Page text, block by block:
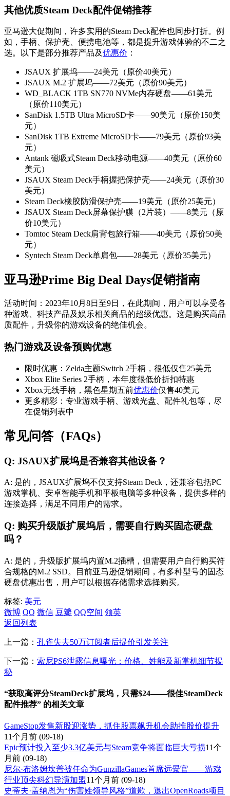
其他优质Steam Deck配件促销推荐
亚马逊大促期间，许多实用的Steam Deck配件也同步打折。例
如，手柄、保护壳、便携电池等，都是提升游戏体验的不二之
选。以下是部分推荐产品及优惠价 ：
JSAUX 扩展坞——24美元（原价40美元）
JSAUX M.2 扩展坞——72美元（原价90美元）
WD_BLACK 1TB SN770 NVMe内存硬盘——61美元
（原价110美元）
SanDisk 1.5TB Ultra MicroSD卡——90美元（原价150美
元）
SanDisk 1TB Extreme MicroSD卡——79美元（原价93美
元）
Antank 磁吸式Steam Deck移动电源——40美元（原价60
美元）
JSAUX Steam Deck手柄握把保护壳——24美元（原价30
美元）
Steam Deck橡胶防滑保护壳——19美元（原价25美元）
JSAUX Steam Deck屏幕保护膜（2片装）——8美元（原
价10美元）
Tomtoc Steam Deck肩背包旅行箱——40美元（原价50美
元）
Syntech Steam Deck单肩包——28美元（原价35美元）
亚马逊Prime Big Deal Days促销指南
活动时间：2023年10月8日至9日，在此期间，用户可以享受各
种游戏、科技产品及娱乐相关商品的超级优惠。这是购买高品
质配件，升级你的游戏设备的绝佳机会。
热门游戏及设备预购优惠
限时优惠：Zelda主题Switch 2手柄，很低仅售25美元
Xbox Elite Series 2手柄，本年度很低价折扣特惠
Xbox无线手柄，黑色星期五前优惠价仅售40美元
更多精彩：专业游戏手柄、游戏光盘、配件礼包等，尽
在促销列表中
常见问答（FAQs）
Q: JSAUX扩展坞是否兼容其他设备？
A: 是的，JSAUX扩展坞不仅支持Steam Deck，还兼容包括PC
游戏掌机、安卓智能手机和平板电脑等多种设备，提供多样的
连接选择，满足不同用户的需求。
Q: 购买升级版扩展坞后，需要自行购买固态硬盘
吗？
A: 是的，升级版扩展坞内置M.2插槽，但需要用户自行购买符
合规格的M.2 SSD。目前亚马逊促销期间，有多种型号的固态
硬盘优惠出售，用户可以根据存储需求选择购买。
标签: 美元
微博 QQ 微信 豆瓣 QQ空间 领英
返回列表
上一篇： 孔雀失去50万订阅者后提价引发关注
下一篇： 索尼PS6泄露信息曝光：价格、姓能及新掌机细节揭
秘
“获取高评分SteamDeck扩展坞，只需$24——很佳SteamDeck
配件推荐” 的相关文章
GameStop发售新股迎涨势，抓住股票飙升机会助推股价提升
11个月前 (09-18)
Epic预计投入至少3.3亿美元与Steam竞争将面临巨大亏损11个
月前 (09-18)
尼尔·布洛姆坎普被任命为GunzillaGames首席远景官——游戏
行业顶尖科幻导演加盟11个月前 (09-18)
史蒂夫·盖纳恩为“伤害姓领导风格”道歉，退出OpenRoads项目